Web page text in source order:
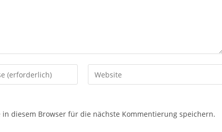
diesem Browser für die nächste Kommentierung speichern.